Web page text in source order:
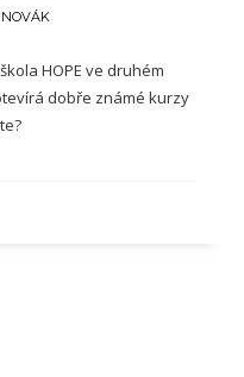
HOPE ve druhém
dobře známé kurzy